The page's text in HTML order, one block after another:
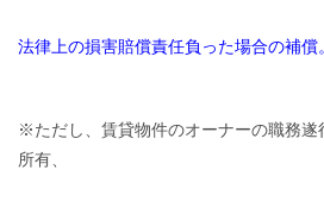
法律上の損害賠償責任負った場合の補償。
※ただし、賃貸物件のオーナーの職務遂
所有、